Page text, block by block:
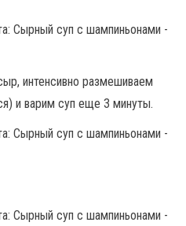
интенсивно размешиваем
и варим суп еще 3 минуты.